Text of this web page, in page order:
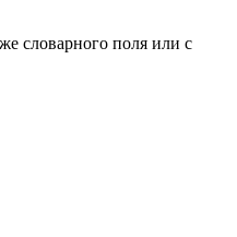
словарного поля или с